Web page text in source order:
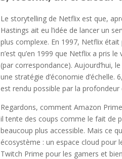
Le storytelling de Netflix est que,
Hastings ait eu l’idée de lancer un
plus complexe. En 1997, Netflix
n’est qu’en 1999 que Netflix a pris
(par correspondance). Aujourd’hui,
une stratégie d’économie d’échelle.
est rendu possible par la profondeur
Regardons, comment Amazon
il tente des coups comme le fait de
beaucoup plus accessible. Mais ce
écosystème : un espace cloud pour
Twitch Prime pour les gamers et